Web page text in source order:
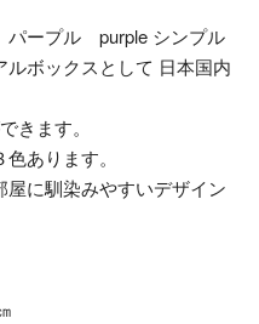
ープル purple シンプル
ボックスとして 日本国内
きます。
あります。
に馴染みやすいデザイン